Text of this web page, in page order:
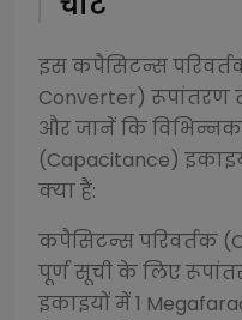
इसकपैसिटन्स
Converter) रूपांतरण
और जानें कि विभिन्न
(Capacitance)
क्या हैं:
कपैसिटन्स परिवर्तक
पूर्ण सूची के लिए
इकाइयों में 1